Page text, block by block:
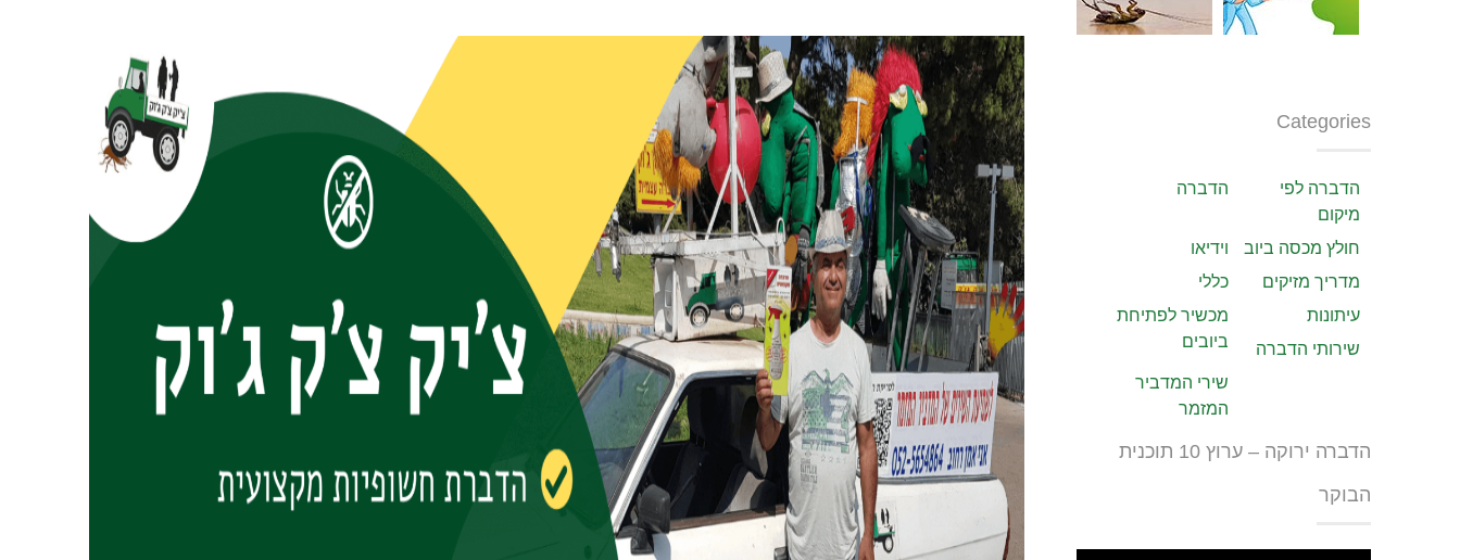
Categories
הדברה
הדברה לפי
מיקום
וידיאו
חולץ מכסה ביוב
כללי
מדריך מזיקים
מכשיר לפתיחת
ביובים
עיתונות
שירותי הדברה
שירי המדביר
המזמר
הדברה ירוקה – ערוץ 10 תוכנית
הבוקר